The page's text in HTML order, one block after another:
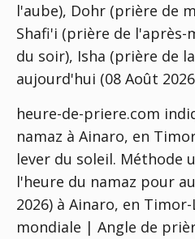
l'aube), Dohr (prière de
Shafi'i (prière de
du soir), Isha (prière de
aujourd'hui (08 Août
heure-de-priere.com
namaz à Ainaro, en
lever du soleil. Méthode
l'heure du namaz pour
2026) à Ainaro, en Timor-
mondiale | Angle de